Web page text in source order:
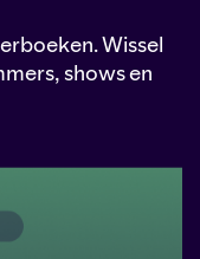
Wissel
shows en